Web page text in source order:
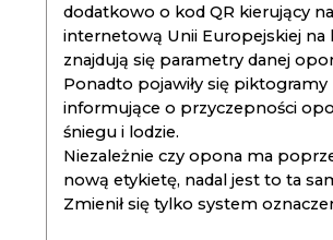
dodatkowo o kod QR kierujący
internetową Unii Europejskiej na
znajdują się parametry danej
Ponadto pojawiły się piktogramy
informujące o przyczepności
śniegu i lodzie.
Niezależnie czy opona ma
nową etykietę, nadal jest to ta
Zmienił się tylko system